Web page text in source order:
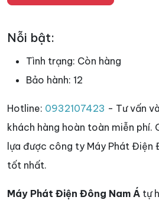
Nỗi bật:
Tình trạng: Còn hàng
Bảo hành: 12
Hotline: 0932107423 - Tư vấn
khách hàng hoàn toàn miễn phí.
lựa được công ty Máy Phát Điện
tốt nhất.
Máy Phát Điện Đông Nam Á tự